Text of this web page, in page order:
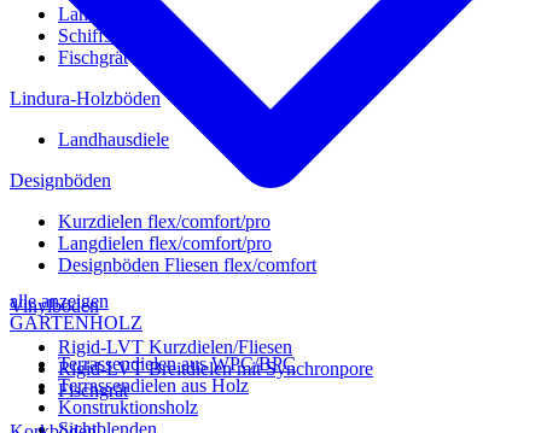
alle anzeigen
GARTENHOLZ
Terrassendielen aus WPC/BPC
Terrassendielen aus Holz
Konstruktionsholz
Sichtblenden
Landhausdiele
Schiffsboden
Fischgrät
Lindura-Holzböden
Landhausdiele
Designböden
Kurzdielen flex/comfort/pro
Langdielen flex/comfort/pro
Designböden Fliesen flex/comfort
Vinylböden
Rigid-LVT Kurzdielen/Fliesen
Rigid-LVT Breitdielen mit Synchronpore
Fischgrät